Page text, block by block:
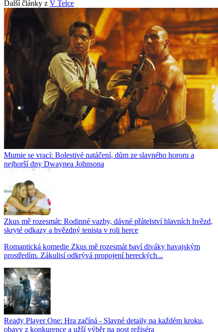
Další články z V Telce
Mumie se vrací: Bolestivé natáčení, dům ze slavného hororu a
nejhorší dny Dwaynea Johnsona
Zkus mě rozesmát: Rodinné vazby, dávné přátelství hlavních hvězd,
skryté odkazy a hvězdný tenista v roli herce
Romantická komedie Zkus mě rozesmát baví diváky havajským
prostředím. Zákulisí odkrývá propojení hereckých...
Ready Player One: Hra začíná - Slavné detaily na každém kroku,
obavy z konkurence a užší výběr na post režiséra